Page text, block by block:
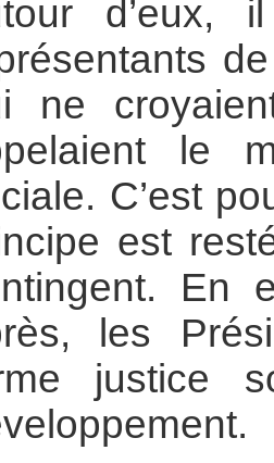
d’eux,
ne
le
C’est
est
En
les
justice